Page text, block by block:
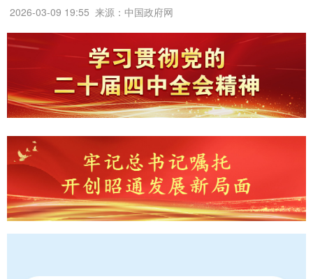
2026-03-09 19:55 来源：中国政府网